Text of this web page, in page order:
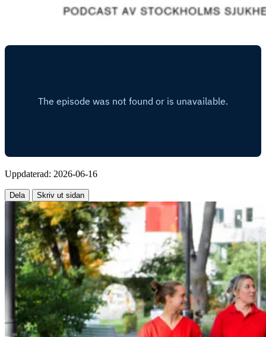
Uppdaterad: 2026-06-16
Dela Skriv ut sidan